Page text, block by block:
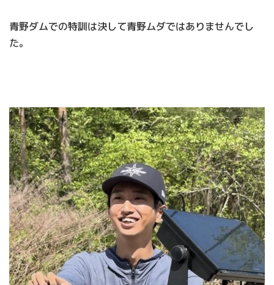
青野ダムでの特訓は決して青野ムダではありませんでし
た。